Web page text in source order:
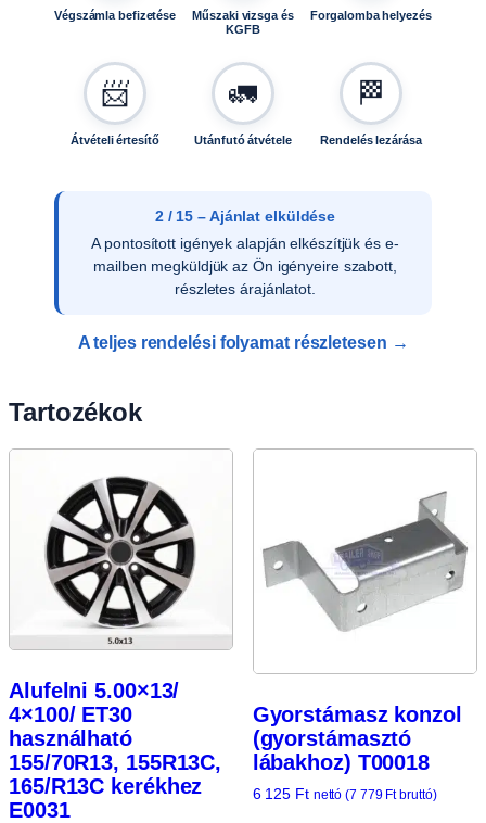
Végszámla befizetése
Műszaki vizsga és
KGFB
Forgalomba helyezés
📨
Átvételi értesítő
🚛
Utánfutó átvétele
🏁
Rendelés lezárása
3 / 15 – Ajánlat elfogadása
Az ajánlat írásos elfogadását követően
ellenőrizzük a vevői adatokat, és rendelését
rögzítjük rendszerünkben.
A teljes rendelési folyamat részletesen →
Tartozékok
Alufelni 5.00×13/
4×100/ ET30
használható
155/70R13, 155R13C,
165/R13C kerékhez
E0031
Gyorstámasz konzol
(gyorstámasztó
lábakhoz) T00018
6 125 Ft nettó (7 779 Ftbruttó)